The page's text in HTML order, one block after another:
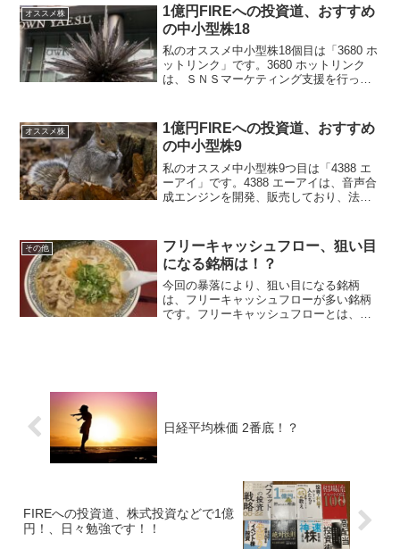
の予想PERが記載さ...
オススメ株
1億円FIREへの投資道、おすすめ
の中小型株18
私のオススメ中小型株18個目は「3680 ホ
ットリンク」です。3680 ホットリンク
は、ＳＮＳマーケティング支援を行って
返しております。今後の爆上げに備え、
調整している...
オススメ株
1億円FIREへの投資道、おすすめ
の中小型株9
私のオススメ中小型株9つ目は「4388 エ
ーアイ」です。4388 エーアイは、音声合
成エンジンを開発、販売しており、法人
売上高も営業利益も底を打ち、営業利益
率12...
その他
フリーキャッシュフロー、狙い目
になる銘柄は！？
今回の暴落により、狙い目になる銘柄
は、フリーキャッシュフローが多い銘柄
です。フリーキャッシュフローとは、企
日経平均株価 2番底！？
FIREへの投資道、株式投資などで1億
円！、日々勉強です！！